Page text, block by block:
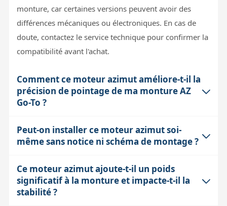
monture, car certaines versions peuvent avoir des
différences mécaniques ou électroniques. En cas de
doute, contactez le service technique pour confirmer la
compatibilité avant l'achat.
Comment ce moteur azimut améliore-t-il la
précision de pointage de ma monture AZ
Go-To ?
Le moteur azimut permet un déplacement motorisé
horizontal précis, réduisant les erreurs liées à la
des objets célestes via le système Go-To. Toutefois, la
précision finale dépend aussi de la qualité de la mise
Peut-on installer ce moteur azimut soi-
même sans notice ni schéma de montage ?
L'absence de notice complique l'installation pour un
utilisateur non expérimenté. Le montage nécessite une
certaine connaissance mécanique et électrique,
Ce moteur azimut ajoute-t-il un poids
significatif à la monture et impacte-t-il la
stabilité ?